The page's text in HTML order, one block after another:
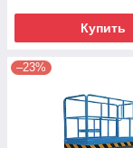
Купить
–23%